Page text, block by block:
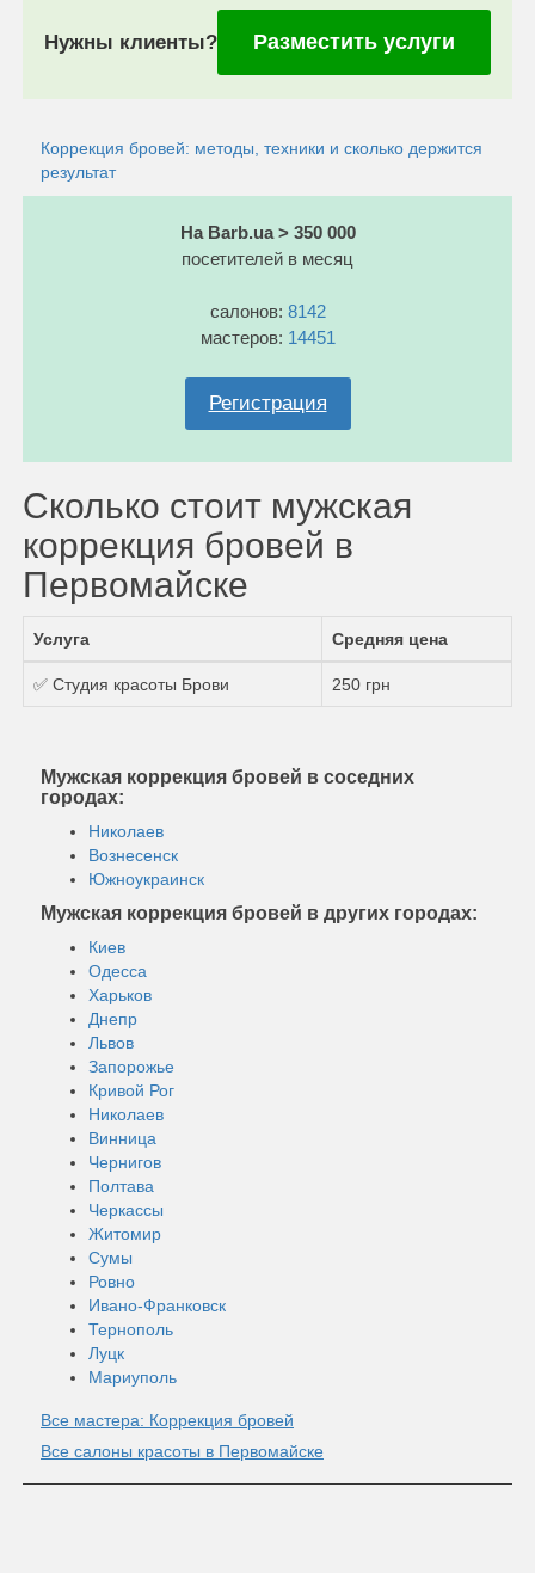
Нужны клиенты? Разместить услуги
Коррекция бровей: методы, техники и сколько держится
результат
На Barb.ua > 350 000
посетителей в месяц
салонов: 8142
мастеров: 14451
Регистрация
Сколько стоит мужская
коррекция бровей в
Первомайске
Услуга Средняя цена
✅ Студия красоты Брови 250 грн
Мужская коррекция бровей в соседних
городах:
Николаев
Вознесенск
Южноукраинск
Мужская коррекция бровей в других городах:
Киев
Одесса
Харьков
Днепр
Львов
Запорожье
Кривой Рог
Николаев
Винница
Чернигов
Полтава
Черкассы
Житомир
Сумы
Ровно
Ивано-Франковск
Тернополь
Луцк
Мариуполь
Все мастера: Коррекция бровей
Все салоны красоты в Первомайске